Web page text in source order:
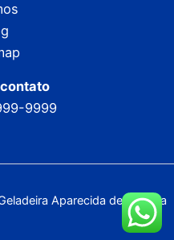
9999
Aparecida de Goiânia